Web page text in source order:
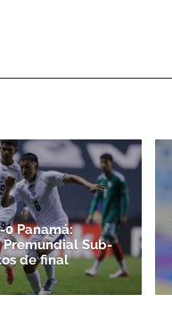
0 Panamá:
Sub-
de final